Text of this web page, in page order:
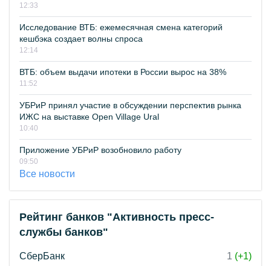
12:33
Исследование ВТБ: ежемесячная смена категорий
кешбэка создает волны спроса
12:14
ВТБ: объем выдачи ипотеки в России вырос на 38%
11:52
УБРиР принял участие в обсуждении перспектив рынка
ИЖС на выставке Open Village Ural
10:40
Приложение УБРиР возобновило работу
09:50
Все новости
Рейтинг банков "Активность пресс-
службы банков"
СберБанк 1 (+1)